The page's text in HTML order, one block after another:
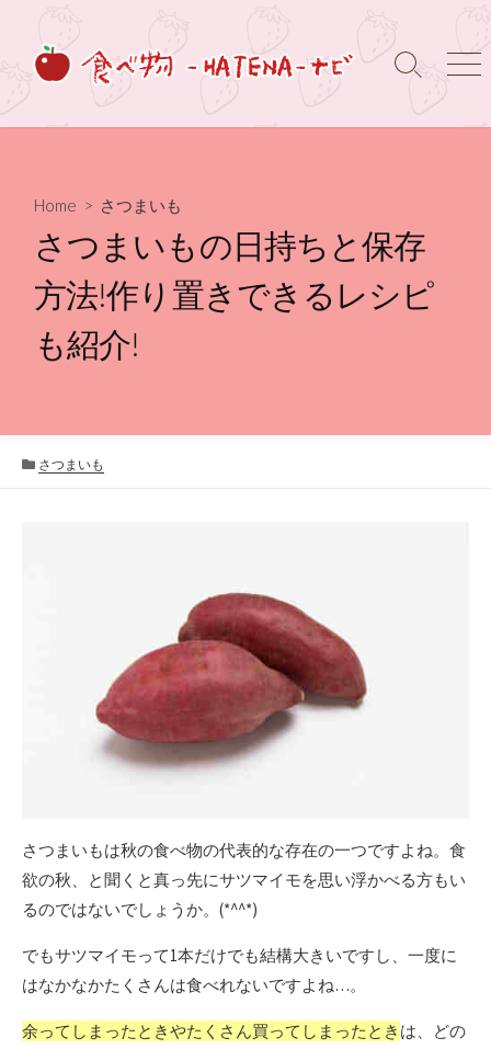
ツ
検
メ
Home > さつまいも
さつまいもの日持ちと保存
方法!作り置きできるレシピ
も紹介!
カ
さつまいも
さつまいもは秋の食べ物の代表的な存在の一つですよね。食
欲の秋、と聞くと真っ先にサツマイモを思い浮かべる方もい
るのではないでしょうか。(*^^*)
でもサツマイモって1本だけでも結構大きいですし、一度に
はなかなかたくさんは食べれないですよね…。
余ってしまったときやたくさん買ってしまったとき は、どの